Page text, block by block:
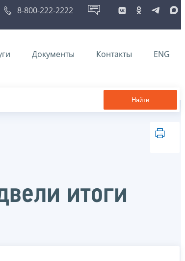
8-800-222-2222
Документы Контакты ENG
Найти
итоги